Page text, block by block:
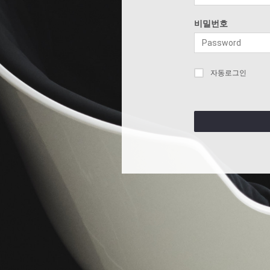
비밀번호
자동로그인